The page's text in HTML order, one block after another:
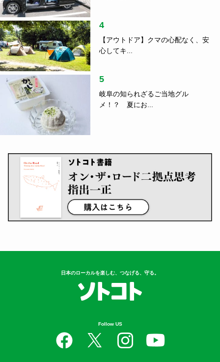
4
【アウトドア】クマの心配なく、安
心してキ...
5
岐阜の知られざるご当地グル
メ！？ 夏にお...
日本のローカルを楽しむ、つなげる、守る。
Follow US